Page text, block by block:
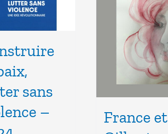
sans
–
France et